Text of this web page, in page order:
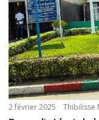
2 février 2025 Thibilisse